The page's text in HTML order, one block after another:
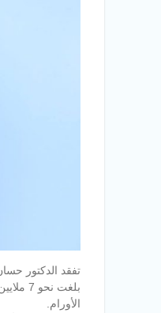
تفقد الدكتور
بلغت
الأورام.